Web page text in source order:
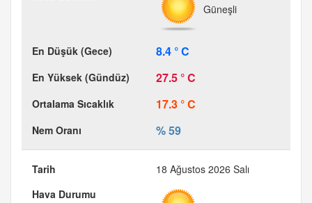
Güneşli
8.4 ° C
27.5 ° C
17.3 ° C
% 59
18 Ağustos 2026 Salı